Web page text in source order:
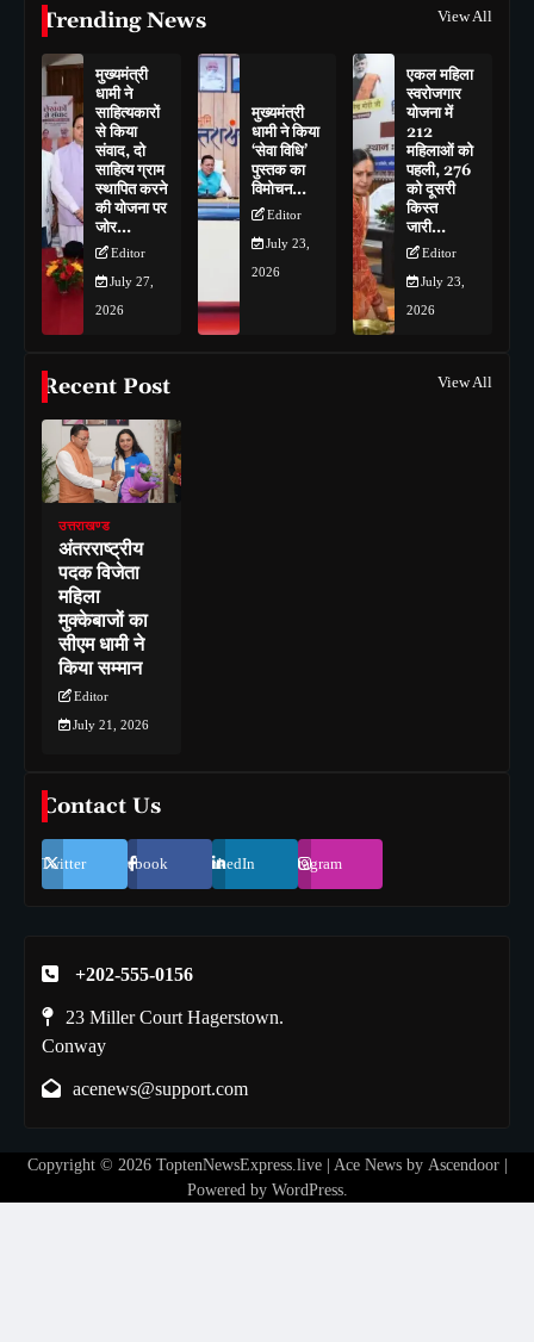
Trending News View All
मुख्यमंत्री
धामी ने
साहित्यकारों
से किया
संवाद, दो
साहित्य ग्राम
स्थापित करने
की योजना पर
जोर…
Editor
July 27,
2026
मुख्यमंत्री
धामी ने किया
‘सेवा विधि’
पुस्तक का
विमोचन…
Editor
July 23,
2026
एकल महिला
स्वरोजगार
योजना में
212
महिलाओं को
पहली, 276
को दूसरी
किस्त
जारी…
Editor
July 23,
2026
Recent Post View All
उत्तराखण्ड
अंतरराष्ट्रीय
पदक विजेता
महिला
मुक्केबाजों का
सीएम धामी ने
किया सम्मान
Editor
July 21, 2026
Contact Us
Twitter Facebook LinkedIn Instagram
+202-555-0156
23 Miller Court Hagerstown.
Conway
acenews@support.com
Copyright © 2026 ToptenNewsExpress.live| Ace News by Ascendoor|
Powered by WordPress.